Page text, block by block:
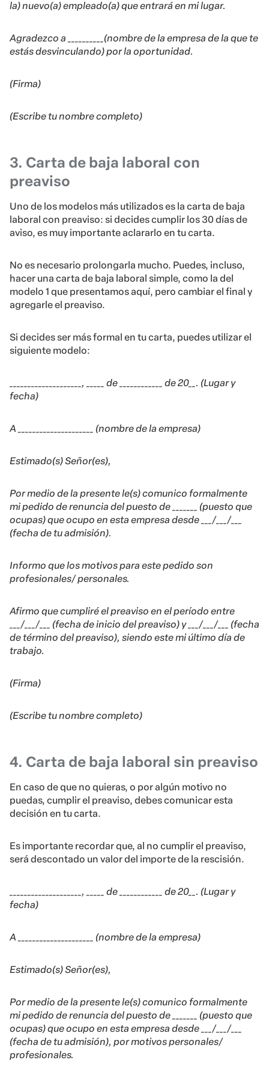
la) nuevo(a) empleado(a) que entrará en mi lugar.
Agradezco a __________(nombre de la empresa de la que te
estás desvinculando) por la oportunidad.
(Firma)
(Escribe tu nombre completo)
3. Carta de baja laboral con
preaviso
Uno de los modelos más utilizados es la carta de baja
laboral con preaviso: si decides cumplir los 30 días de
aviso, es muy importante aclararlo en tu carta.
No es necesario prolongarla mucho. Puedes, incluso,
hacer una carta de baja laboral simple, como la del
modelo 1 que presentamos aquí, pero cambiar el final y
agregarle el preaviso.
Si decides ser más formal en tu carta, puedes utilizar el
siguiente modelo:
____________________, _____ de ____________ de 20__. (Lugar y
fecha)
A _____________________ (nombre de la empresa)
Estimado(s) Señor(es),
Por medio de la presente le(s) comunico formalmente
mi pedido de renuncia del puesto de _______ (puesto que
ocupas) que ocupo en esta empresa desde ___/___/___
(fecha de tu admisión).
Informo que los motivos para este pedido son
profesionales/ personales.
Afirmo que cumpliré el preaviso en el período entre
___/___/___ (fecha de inicio del preaviso) y ___/___/___ (fecha
de término del preaviso), siendo este mi último día de
trabajo.
(Firma)
(Escribe tu nombre completo)
4. Carta de baja laboral sin preaviso
En caso de que no quieras, o por algún motivo no
puedas, cumplir el preaviso, debes comunicar esta
decisión en tu carta.
Es importante recordar que, al no cumplir el preaviso,
será descontado un valor del importe de la rescisión.
____________________, _____ de ____________ de 20__. (Lugar y
fecha)
A _____________________ (nombre de la empresa)
Estimado(s) Señor(es),
Por medio de la presente le(s) comunico formalmente
mi pedido de renuncia del puesto de _______ (puesto que
ocupas) que ocupo en esta empresa desde ___/___/___
(fecha de tu admisión), por motivos personales/
profesionales.